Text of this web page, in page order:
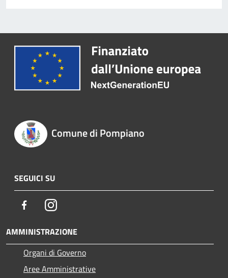
Comune di Pompiano
SEGUICI SU
FacebookInstagram
AMMINISTRAZIONE
Organi di Governo
Aree Amministrative